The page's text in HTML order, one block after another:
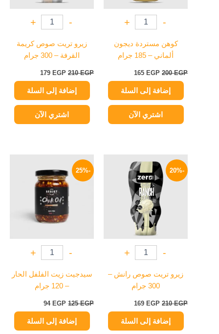
-
+
كوهن مستردة ديجون
ألماني – 185 جرام
200EGP
165 EGP
إضافة إلى السلة
اشتري الآن
-
+
زيرو تريت صوص كريمة
القرفة – 300 جرام
210EGP
179 EGP
إضافة إلى السلة
اشتري الآن
-20%
-
+
زيرو تريت صوص رانش –
300 جرام
210EGP
الأصلي
هو:
210 EGP.
169 EGP
الحالي
هو:
169 EGP.
إضافة إلى السلة
-25%
-
+
سيدجيت زيت الفلفل الحار
– 120 جرام
125EGP
هو:
125 EGP.
94 EGP
هو:
94 EGP.
إضافة إلى السلة